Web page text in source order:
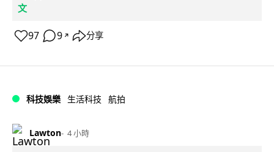
文
97 9 ↗ 分享
科技娛樂 生活科技 航拍
Lawton 4 小時